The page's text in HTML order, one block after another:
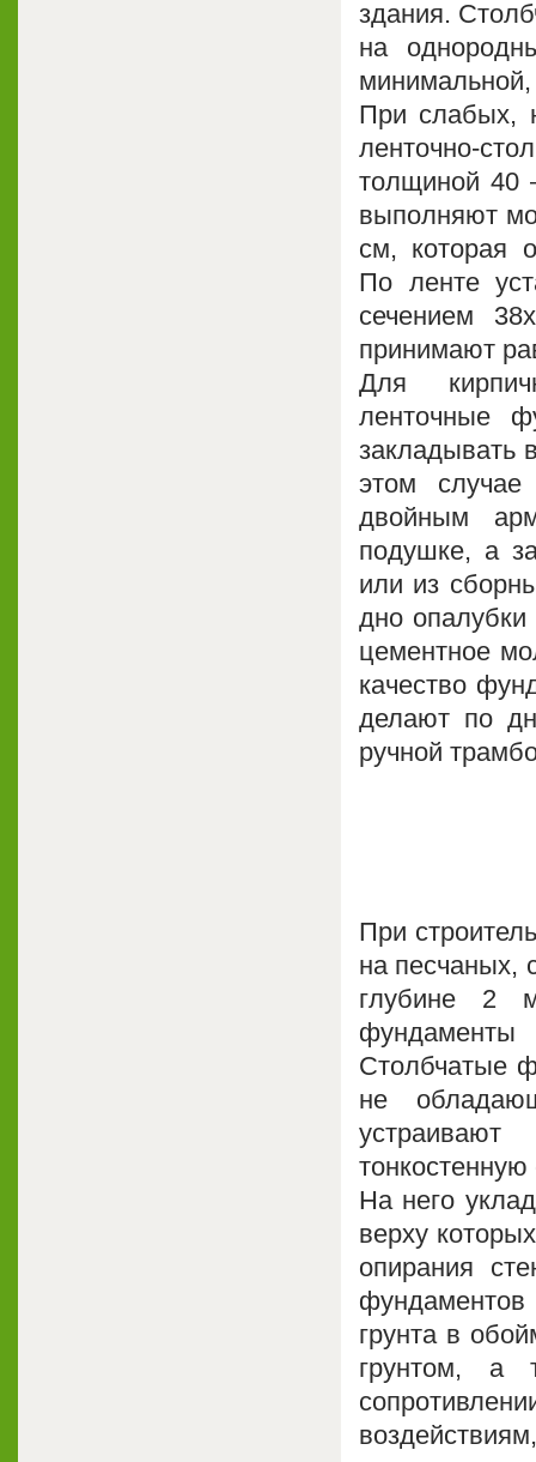
здания.
на
При слабых,
ленточно-
толщиной 40
выполняют
см, которая
По ленте
сечением
принимают
Для
ленточные
закладывать
этом
двойным
подушке, а
или из
дно
цементное
качество
делают по
ручной
При
на песчаных,
глубине 2
Столбчатые
не
На него
верху
опирания
грунта в
грунтом, а